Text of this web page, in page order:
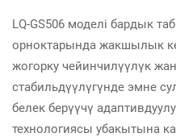
LQ-GS506 моделі бардык
орноктарында жакшылык
жогорку чейинчилүүлүк
стабильдүүлүгүнде эмне
белек берүүчү
технологиясы убакытына